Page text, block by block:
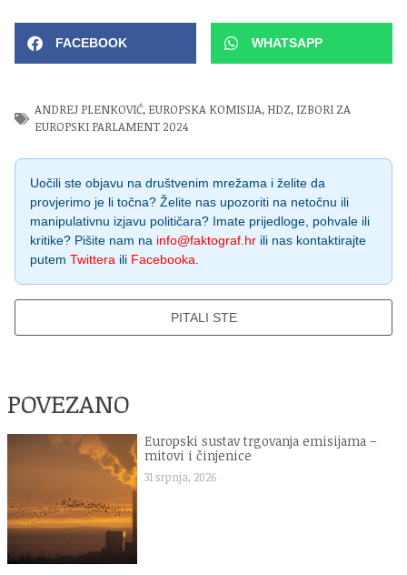
FACEBOOK WHATSAPP
ANDREJ PLENKOVIĆ, EUROPSKA KOMISIJA, HDZ, IZBORI ZA
EUROPSKI PARLAMENT 2024
Uočili ste objavu na društvenim mrežama i želite da
provjerimo je li točna? Želite nas upozoriti na netočnu ili
manipulativnu izjavu političara? Imate prijedloge, pohvale ili
kritike? Pišite nam na info@faktograf.hr ili nas kontaktirajte
putem Twittera ili Facebooka
PITALI STE
POVEZANO
Europski sustav trgovanja emisijama –
mitovi i činjenice
31 srpnja, 2026